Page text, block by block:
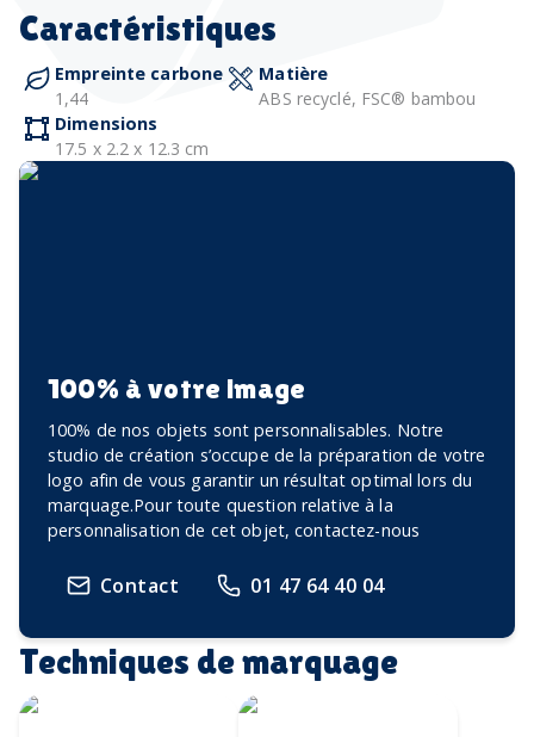
Caractéristiques
Empreinte carbone
1,44
Matière
ABS recyclé, FSC® bambou
Dimensions
17.5 x 2.2 x 12.3 cm
100% à votre image
100% de nos objets sont personnalisables. Notre
studio de création s’occupe de la préparation de votre
logo afin de vous garantir un résultat optimal lors du
marquage.Pour toute question relative à la
personnalisation de cet objet, contactez-nous
Contact 01 47 64 40 04
Techniques de marquage